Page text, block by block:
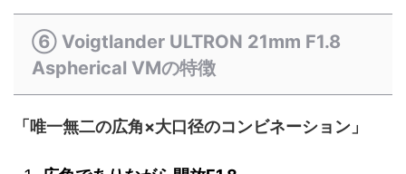
⑥ Voigtlander ULTRON 21mm F1.8
Aspherical VMの特徴
「唯一無二の広角×大口径のコンビネーション」